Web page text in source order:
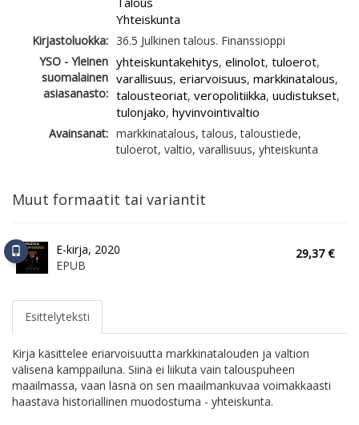
Yhteiskunta
Kirjastoluokka: 36.5 Julkinen talous. Finanssioppi
YSO - Yleinen
suomalainen
asiasanasto:
yhteiskuntakehitys, elinolot, tuloerot,
varallisuus, eriarvoisuus, markkinatalous,
talousteoriat, veropolitiikka, uudistukset,
tulonjako, hyvinvointivaltio
Avainsanat: markkinatalous, talous, taloustiede,
tuloerot, valtio, varallisuus, yhteiskunta
Muut formaatit tai variantit
E-kirja, 2020
EPUB
29,37 €
Esittelyteksti
Kirja käsittelee eriarvoisuutta markkinatalouden ja valtion
välisenä kamppailuna. Siinä ei liikuta vain talouspuheen
maailmassa, vaan läsnä on sen maailmankuvaa voimakkaasti
haastava historiallinen muodostuma - yhteiskunta.